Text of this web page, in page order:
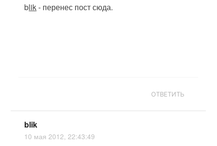
blik- перенес пост сюда.
ОТВЕТИТЬ
blik
10 мая 2012, 22:43:49